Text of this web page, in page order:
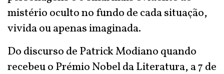
mistério oculto no fundo de cada situação,
vivida ou apenas imaginada.
Do discurso de Patrick Modiano quando
recebeu o Prémio Nobel da Literatura, a 7 de